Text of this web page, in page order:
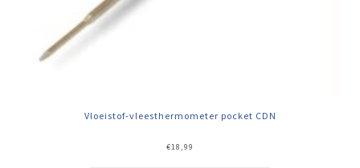
Vloeistof-vleesthermometer pocket CDN
€18,99